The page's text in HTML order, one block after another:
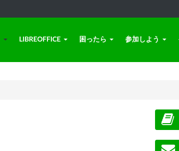
LIBREOFFICE 困ったら 参加しよう